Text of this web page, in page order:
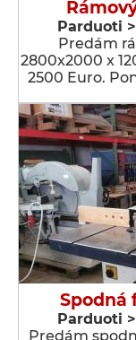
Parduoti
Predám
2800x2000 x
2500 Euro.
Spodná
Parduoti
Predám